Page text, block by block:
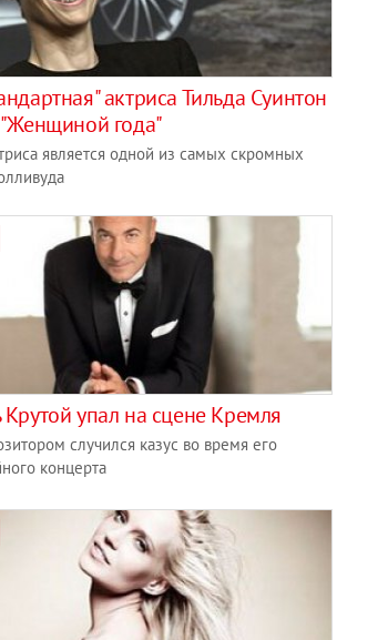
актриса Тильда Суинтон
"Женщиной года"
является одной из самых скромных
Крутой упал на сцене Кремля
случился казус во время его
концерта